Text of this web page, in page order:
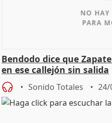
Bendodo dice que
en ese callejón sin salida
Sonido Totales 24/